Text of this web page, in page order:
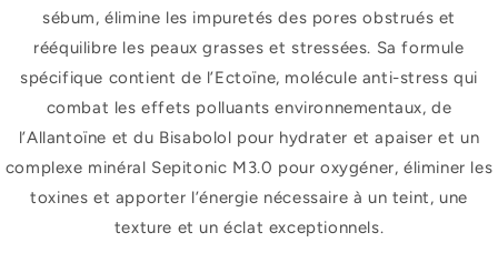
sébum, élimine les impuretés des pores obstrués et
rééquilibre les peaux grasses et stressées. Sa formule
spécifique contient de l’Ectoïne, molécule anti-stress qui
combat les effets polluants environnementaux, de
l’Allantoïne et du Bisabolol pour hydrater et apaiser et un
complexe minéral Sepitonic M3.0 pour oxygéner, éliminer les
toxines et apporter l’énergie nécessaire à un teint, une
texture et un éclat exceptionnels.